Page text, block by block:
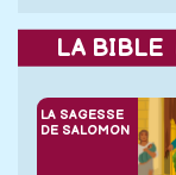
LA BIBLE
LA SAGESSE
DE SALOMON